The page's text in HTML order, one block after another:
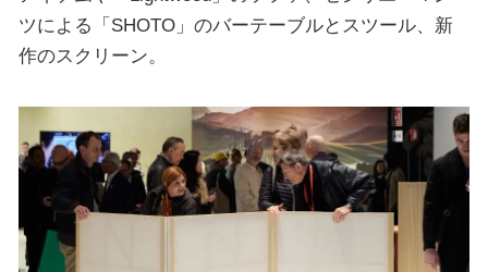
ツによる「SHOTO」のバーテーブルとスツール、新
作のスクリーン。